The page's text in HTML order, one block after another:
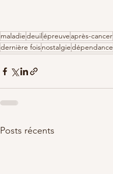
maladiedeuilépreuve après-cancer
dernière foisnostalgiedépendance
Posts récents